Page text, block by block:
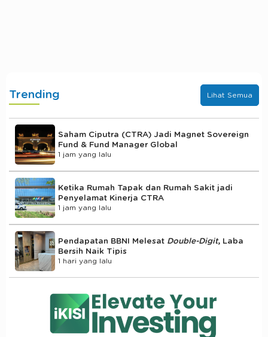
Trending Lihat Semua
Saham Ciputra (CTRA) Jadi Magnet Sovereign
Fund & Fund Manager Global
1 jam yang lalu
Ketika Rumah Tapak dan Rumah Sakit jadi
Penyelamat Kinerja CTRA
1 jam yang lalu
Pendapatan BBNI Melesat Double-Digit, Laba
Bersih Naik Tipis
1 hari yang lalu